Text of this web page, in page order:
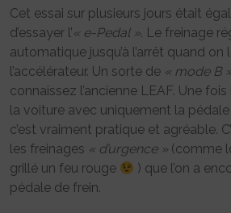
Cet essai sur plusieurs jours était
d’essayer l’« e-Pedal ». Le freinage
automatique jusqu’à l’arrêt quand
l’accélérateur. Un sorte de « mode B
connaissez l’ancienne LEAF. Une
la voiture avec uniquement la pédale
c’est vraiment pratique et agréable.
les freinages « d’urgence » (comme
grillé un feu rouge
) que l’on a
pédale de frein.